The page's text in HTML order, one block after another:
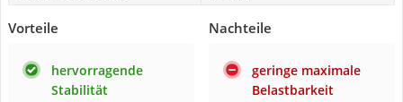
Vorteile
hervorragende
Stabilität
Nachteile
geringe maximale
Belastbarkeit